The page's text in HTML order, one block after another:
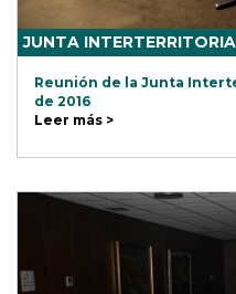
JUNTA
Reunión de la Junta
de 2016
Leer más >